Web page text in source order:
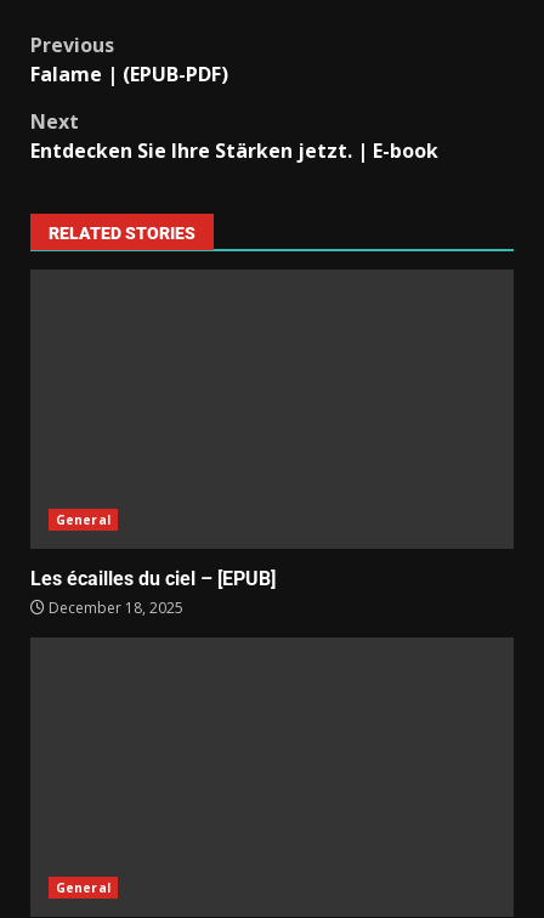
Previous
Falame | (EPUB-PDF)
Next
Entdecken Sie Ihre Stärken jetzt. | E-book
RELATED STORIES
General
Les écailles du ciel – [EPUB]
December 18, 2025
General